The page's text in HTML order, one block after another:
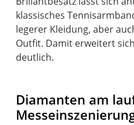
klassisches
legerer Kleidung, aber
Outfit. Damit erweitert
deutlich.
Diamanten am